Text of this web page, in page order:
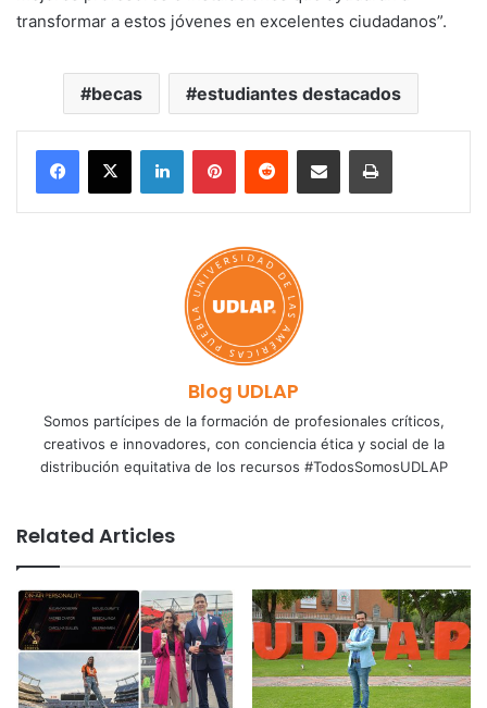
transformar a estos jóvenes en excelentes ciudadanos”.
becas estudiantes destacados
LinkedInPinterestReddit Share via Email Print
Blog UDLAP
Somos partícipes de la formación de profesionales críticos,
creativos e innovadores, con conciencia ética y social de la
distribución equitativa de los recursos #TodosSomosUDLAP
Related Articles